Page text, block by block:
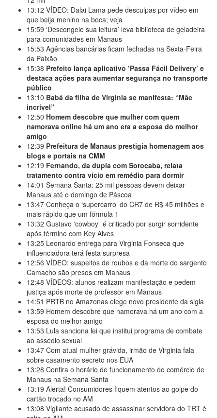
13:12 VÍDEO: Dalai Lama pede desculpas por vídeo em
que beija menino na boca; veja
15:59 ‘Descongele sua leitura’ leva biblioteca de geladeira
para comunidades em Manaus
15:53 Agências bancárias ficam fechadas na Sexta-Feira
da Paixão
15:38 Prefeito lança aplicativo ‘Passa Fácil Delivery’ e
destaca ações para aumentar segurança no transporte
público
13:10 Babá da filha de Virginia se manifesta: “Mãe
incrível”
12:50 Homem descobre que mulher com quem
namorava online há um ano era a esposa do melhor
amigo
12:39 Prefeitura de Manaus prestigia homenagem aos
blogs e portais na CMM
12:19 Fernando, da dupla com Sorocaba, relata
tratamento contra vício em remédio para dormir
14:01 Semana Santa: 25 mil pessoas devem deixar
Manaus até o domingo de Páscoa
13:47 Conheça o ‘supercarro’ do CR7 de R$ 45 milhões e
mais rápido que um fórmula 1
13:32 Gustavo ‘cowboy” é criticado por surgir sorridente
após término com Key Alves
13:25 Leonardo entrega para Virginia Fonseca que
influenciadora terá festa surpresa
12:56 VÍDEO: suspeitos de roubos e da morte do sargento
Camacho são presos em Manaus
12:48 VÍDEOS: alunos realizam manifestação e pedem
justiça após morte de professor em Manaus
14:51 PRTB no Amazonas elege novo presidente da sigla
13:59 Homem descobre que namorava há um ano com a
esposa do melhor amigo
13:53 Lula sanciona lei que institui programa de combate
ao assédio sexual
13:47 Com atual mulher grávida, irmão de Virginia fala
sobre casamento secreto nos EUA
13:28 Confira o horário de funcionamento do comércio de
Manaus na Semana Santa
13:19 Alerta! Consumidores fiquem atentos ao golpe do
cartão trocado no AM
13:08 Vigilante acusado de assassinar servidora do TRT é